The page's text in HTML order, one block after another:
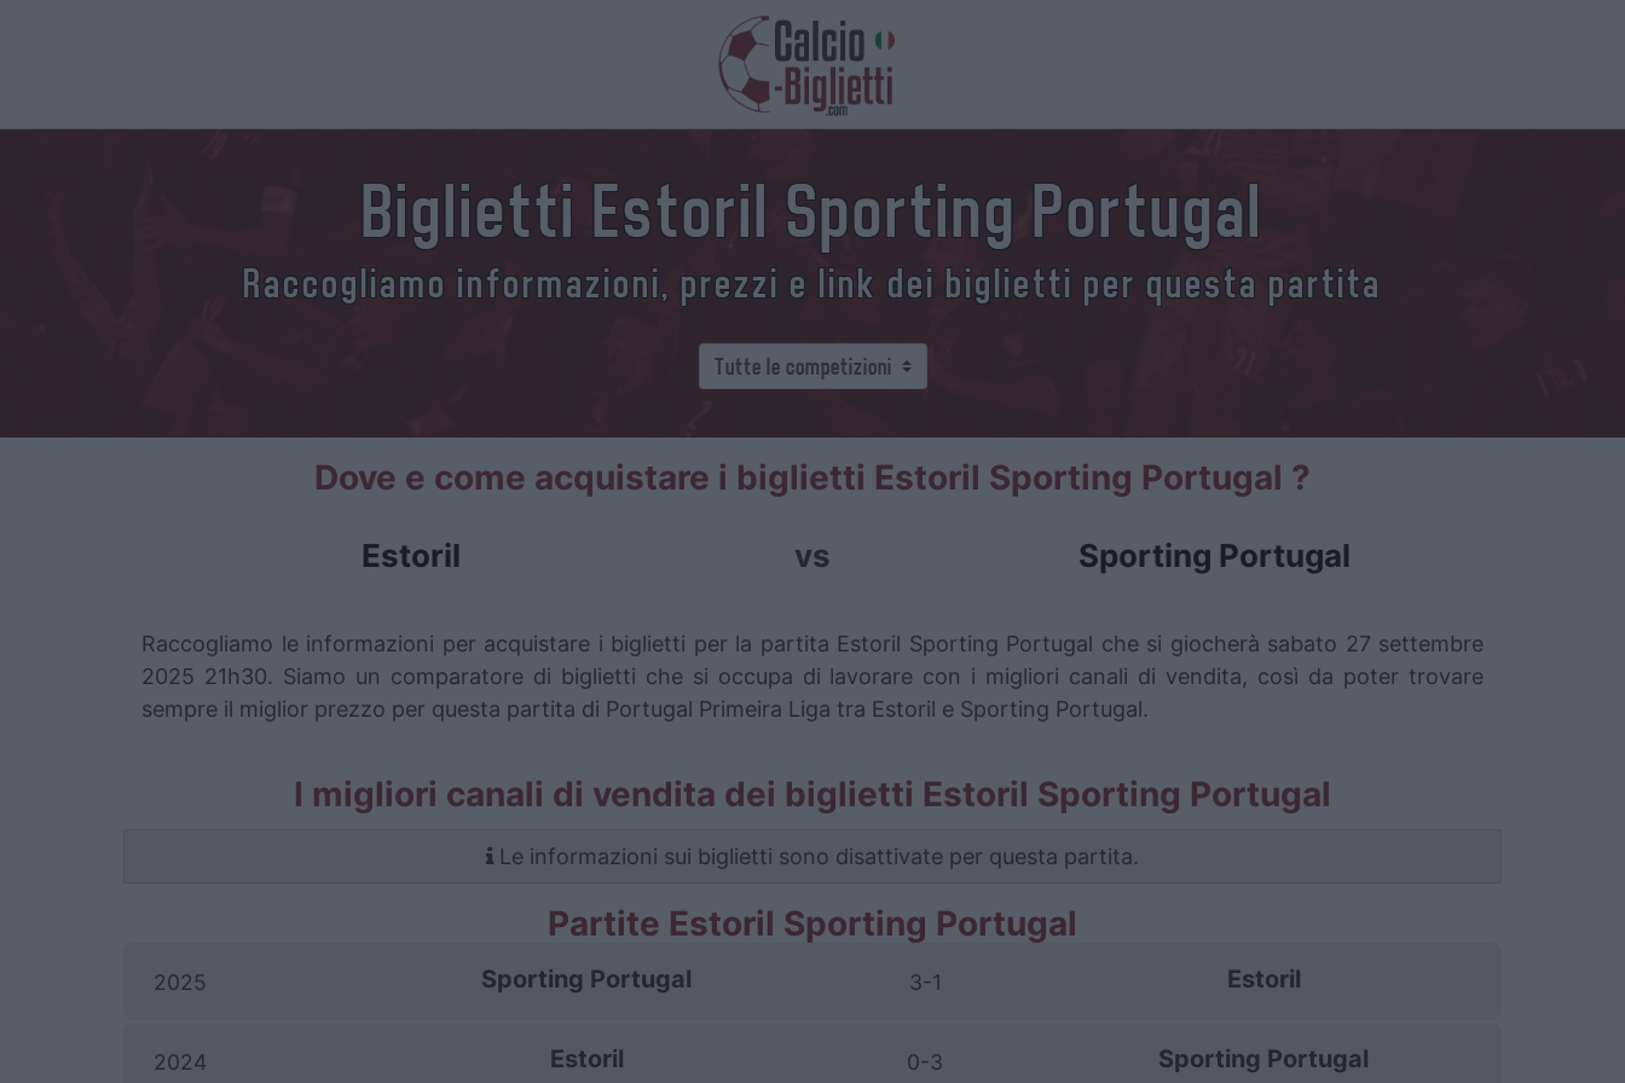
Biglietti Estoril Sporting Portugal
Raccogliamo informazioni, prezzi e link dei biglietti per questa partita
Dove e come acquistare i biglietti Estoril Sporting Portugal ?
Estoril vs Sporting Portugal
Raccogliamo le informazioni per acquistare i biglietti per la partita Estoril Sporting Portugal che si giocherà sabato 27 settembre
2025 21h30. Siamo un comparatore di biglietti che si occupa di lavorare con i migliori canali di vendita, così da poter trovare
sempre il miglior prezzo per questa partita di Portugal Primeira Liga tra Estoril e Sporting Portugal.
I migliori canali di vendita dei biglietti Estoril Sporting Portugal
Le informazioni sui biglietti sono disattivate per questa partita.
Partite Estoril Sporting Portugal
2025 Sporting Portugal 3-1 Estoril
2024 Estoril 0-3 Sporting Portugal